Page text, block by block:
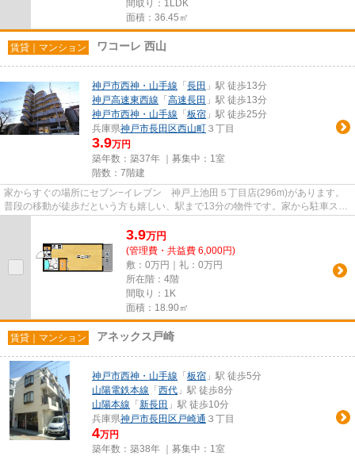
間取り：1LDK
面積：36.45㎡
賃貸｜マンション ワコーレ 西山
神戸市西神・山手線 「 長田 」駅 徒歩13分
神戸高速東西線 「 高速長田 」駅 徒歩13分
神戸市西神・山手線 「 板宿 」駅 徒歩25分
兵庫県神戸市長田区西山町 ３丁目
3.9万円
築年数：築37年 ｜募集中： 1室
階数：7階建
家からすぐの場所にセブン−イレブン 神戸上池田５丁目店(296m)があります。
普段の移動が徒歩だという方も嬉しい、駅まで13分の物件です。家から駐車スペ
3.9万円
(管理費・共益費 6,000円)
敷：0万円｜礼：0万円
所在階：4階
間取り：1K
面積：18.90㎡
賃貸｜マンション アネックス戸崎
神戸市西神・山手線 「 板宿 」駅 徒歩5分
山陽電鉄本線 「 西代 」駅 徒歩8分
山陽本線 「 新長田 」駅 徒歩10分
兵庫県神戸市長田区 戸崎通 ３丁目
4万円
築年数：築38年 ｜募集中： 1室